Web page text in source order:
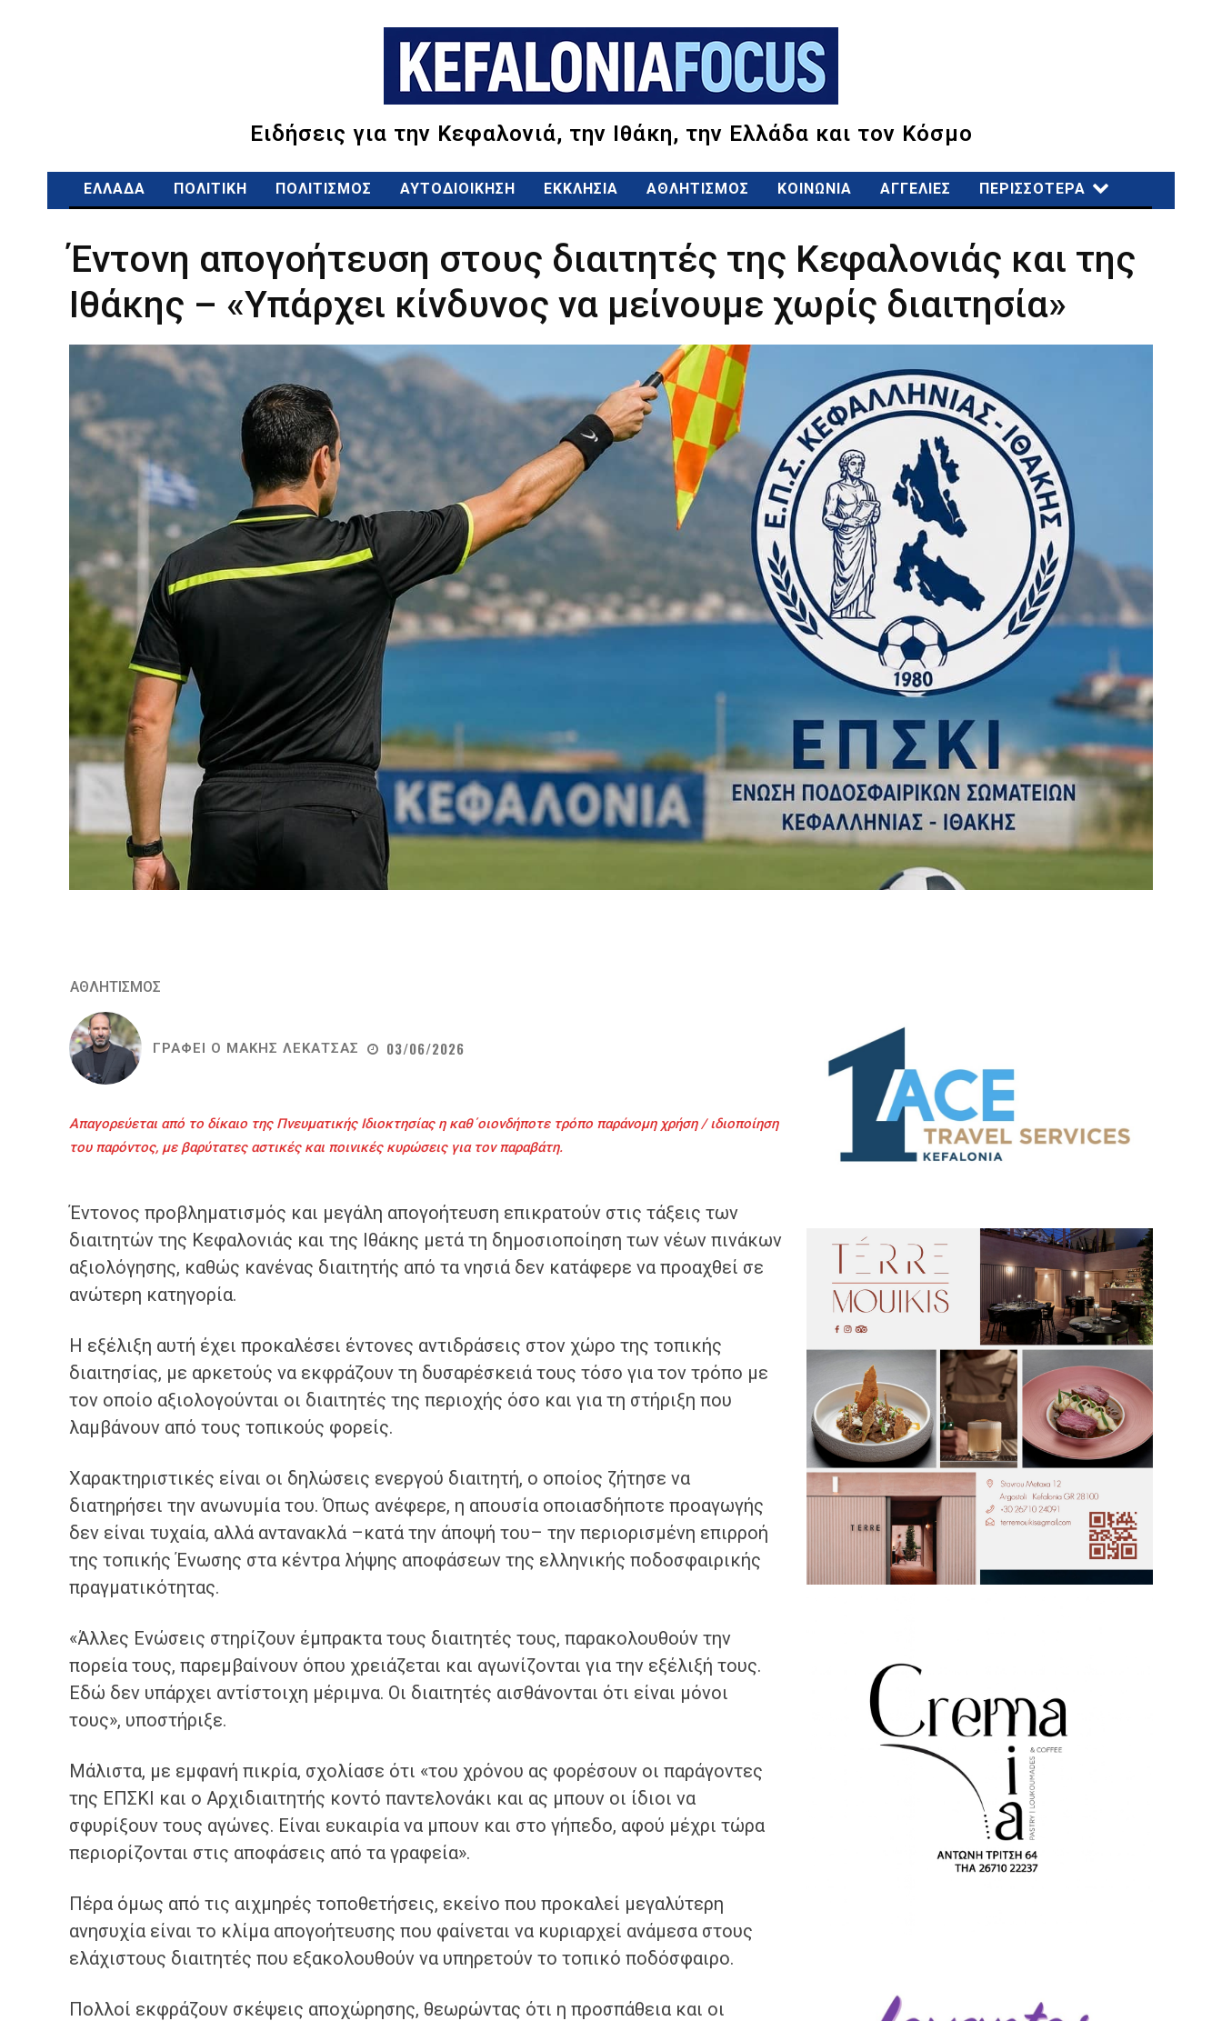
Ειδήσεις για την Κεφαλονιά, την Ιθάκη, την Ελλάδα και τον Κόσμο
ΕΛΛΑΔΑ ΠΟΛΙΤΙΚΗ ΠΟΛΙΤΙΣΜΟΣ ΑΥΤΟΔΙΟΙΚΗΣΗ ΕΚΚΛΗΣΙΑ ΑΘΛΗΤΙΣΜΟΣ ΚΟΙΝΩΝΙΑ ΑΓΓΕΛΙΕΣ ΠΕΡΙΣΣΟΤΕΡΑ
Έντονη απογοήτευση στους διαιτητές της Κεφαλονιάς και της
Ιθάκης – «Υπάρχει κίνδυνος να μείνουμε χωρίς διαιτησία»
ΑΘΛΗΤΙΣΜΟΣ
ΓΡΑΦΕΙ Ο ΜΑΚΗΣ ΛΕΚΑΤΣΑΣ 03/06/2026
Απαγορεύεται από το δίκαιο της Πνευματικής Ιδιοκτησίας η καθ΄οιονδήποτε τρόπο παράνομη χρήση / ιδιοποίηση
του παρόντος, με βαρύτατες αστικές και ποινικές κυρώσεις για τον παραβάτη.
Έντονος προβληματισμός και μεγάλη απογοήτευση επικρατούν στις τάξεις των
διαιτητών της Κεφαλονιάς και της Ιθάκης μετά τη δημοσιοποίηση των νέων πινάκων
αξιολόγησης, καθώς κανένας διαιτητής από τα νησιά δεν κατάφερε να προαχθεί σε
ανώτερη κατηγορία.
Η εξέλιξη αυτή έχει προκαλέσει έντονες αντιδράσεις στον χώρο της τοπικής
διαιτησίας, με αρκετούς να εκφράζουν τη δυσαρέσκειά τους τόσο για τον τρόπο με
τον οποίο αξιολογούνται οι διαιτητές της περιοχής όσο και για τη στήριξη που
λαμβάνουν από τους τοπικούς φορείς.
Χαρακτηριστικές είναι οι δηλώσεις ενεργού διαιτητή, ο οποίος ζήτησε να
διατηρήσει την ανωνυμία του. Όπως ανέφερε, η απουσία οποιασδήποτε προαγωγής
δεν είναι τυχαία, αλλά αντανακλά –κατά την άποψή του– την περιορισμένη επιρροή
της τοπικής Ένωσης στα κέντρα λήψης αποφάσεων της ελληνικής ποδοσφαιρικής
πραγματικότητας.
«Άλλες Ενώσεις στηρίζουν έμπρακτα τους διαιτητές τους, παρακολουθούν την
πορεία τους, παρεμβαίνουν όπου χρειάζεται και αγωνίζονται για την εξέλιξή τους.
Εδώ δεν υπάρχει αντίστοιχη μέριμνα. Οι διαιτητές αισθάνονται ότι είναι μόνοι
τους», υποστήριξε.
Μάλιστα, με εμφανή πικρία, σχολίασε ότι «του χρόνου ας φορέσουν οι παράγοντες
της ΕΠΣΚΙ και ο Αρχιδιαιτητής κοντό παντελονάκι και ας μπουν οι ίδιοι να
σφυρίξουν τους αγώνες. Είναι ευκαιρία να μπουν και στο γήπεδο, αφού μέχρι τώρα
περιορίζονται στις αποφάσεις από τα γραφεία».
Πέρα όμως από τις αιχμηρές τοποθετήσεις, εκείνο που προκαλεί μεγαλύτερη
ανησυχία είναι το κλίμα απογοήτευσης που φαίνεται να κυριαρχεί ανάμεσα στους
ελάχιστους διαιτητές που εξακολουθούν να υπηρετούν το τοπικό ποδόσφαιρο.
Πολλοί εκφράζουν σκέψεις αποχώρησης, θεωρώντας ότι η προσπάθεια και οι